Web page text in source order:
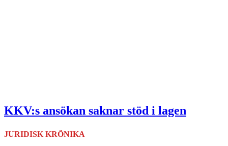
KKV:s ansökan saknar stöd i lagen
JURIDISK KRÖNIKA